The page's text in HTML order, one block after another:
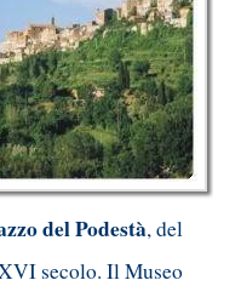
del Podestà, del
secolo. Il Museo